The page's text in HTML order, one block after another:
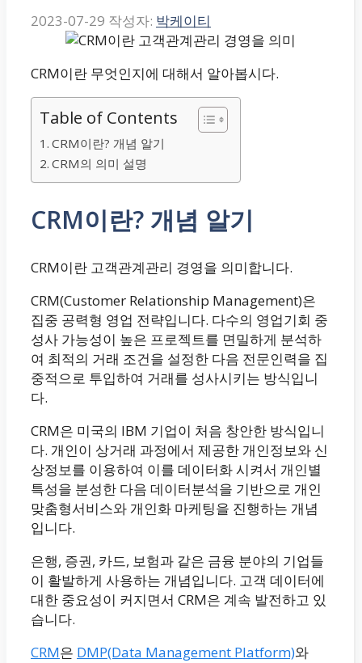
2023-07-29 작성자: 박케이티
CRM이란 무엇인지에 대해서 알아봅시다.
Table of Contents
CRM이란? 개념 알기
CRM의 의미 설명
CRM이란? 개념 알기
CRM이란 고객관계관리 경영을 의미합니다.
CRM(Customer Relationship Management)은
집중 공력형 영업 전략입니다. 다수의 영업기회 중
성사 가능성이 높은 프로젝트를 면밀하게 분석하
여 최적의 거래 조건을 설정한 다음 전문인력을 집
중적으로 투입하여 거래를 성사시키는 방식입니
다.
CRM은 미국의 IBM 기업이 처음 창안한 방식입니
다. 개인이 상거래 과정에서 제공한 개인정보와 신
상정보를 이용하여 이를 데이터화 시켜서 개인별
특성을 분성한 다음 데이터분석을 기반으로 개인
맞춤형서비스와 개인화 마케팅을 진행하는 개념
입니다.
은행, 증권, 카드, 보험과 같은 금융 분야의 기업들
이 활발하게 사용하는 개념입니다. 고객 데이터에
대한 중요성이 커지면서 CRM은 계속 발전하고 있
습니다.
CRM은 DMP(Data Management Platform)와